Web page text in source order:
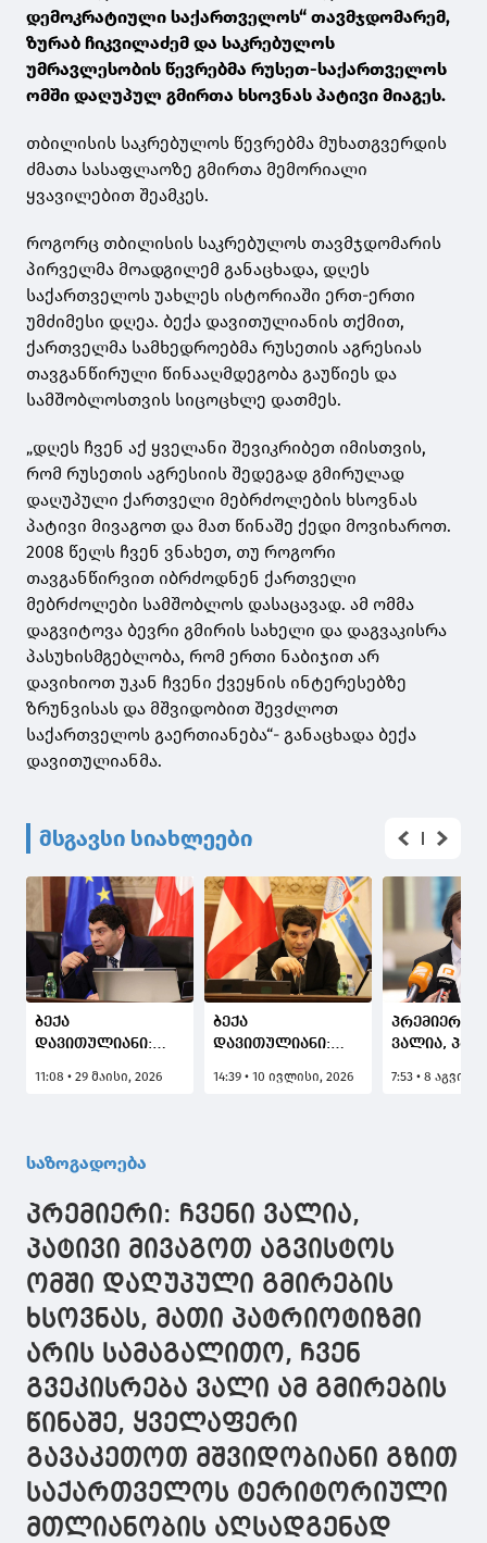
დემოკრატიული საქართველოს“ თავმჯდომარემ,
ზურაბ ჩიკვილაძემ და საკრებულოს
უმრავლესობის წევრებმა რუსეთ-საქართველოს
ომში დაღუპულ გმირთა ხსოვნას პატივი მიაგეს.
თბილისის საკრებულოს წევრებმა მუხათგვერდის
ძმათა სასაფლაოზე გმირთა მემორიალი
ყვავილებით შეამკეს.
როგორც თბილისის საკრებულოს თავმჯდომარის
პირველმა მოადგილემ განაცხადა, დღეს
საქართველოს უახლეს ისტორიაში ერთ-ერთი
უმძიმესი დღეა. ბექა დავითულიანის თქმით,
ქართველმა სამხედროებმა რუსეთის აგრესიას
თავგანწირული წინააღმდეგობა გაუწიეს და
სამშობლოსთვის სიცოცხლე დათმეს.
„დღეს ჩვენ აქ ყველანი შევიკრიბეთ იმისთვის,
რომ რუსეთის აგრესიის შედეგად გმირულად
დაღუპული ქართველი მებრძოლების ხსოვნას
პატივი მივაგოთ და მათ წინაშე ქედი მოვიხაროთ.
2008 წელს ჩვენ ვნახეთ, თუ როგორი
თავგანწირვით იბრძოდნენ ქართველი
მებრძოლები სამშობლოს დასაცავად. ამ ომმა
დაგვიტოვა ბევრი გმირის სახელი და დაგვაკისრა
პასუხისმგებლობა, რომ ერთი ნაბიჯით არ
დავიხიოთ უკან ჩვენი ქვეყნის ინტერესებზე
ზრუნვისას და მშვიდობით შევძლოთ
საქართველოს გაერთიანება“- განაცხადა ბექა
დავითულიანმა.
მსგავსი სიახლეები
ბექა
დავითულიანი:
დანაშაული არის
აფარებს შესაძლო
დამნაშავეებს, რაც
ხელისუფლების
დროს ნანახი
გვაქვს - ჩვენი
ხელისუფლების
მხრიდან მყისიერი
რეაგირება მოხდა
11:08 • 29 მაისი, 2026
ბექა
დავითულიანი:
14:39 • 10 ივლისი, 2026
პრემიერი:
ვალია,
აგვისტოს
ამ გმირების
წინაშე,
ყველაფერი
გავაკეთოთ
7:53 • 8
საზოგადოება
პრემიერი: ჩვენი ვალია,
პატივი მივაგოთ აგვისტოს
ომში დაღუპული გმირების
ხსოვნას, მათი პატრიოტიზმი
არის სამაგალითო, ჩვენ
გვეკისრება ვალი ამ გმირების
წინაშე, ყველაფერი
გავაკეთოთ მშვიდობიანი გზით
საქართველოს ტერიტორიული
მთლიანობის აღსადგენად